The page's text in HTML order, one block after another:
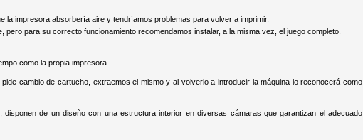
la impresora absorbería aire y tendríamos problemas para volver a imprimir.
para su correcto funcionamiento recomendamos instalar, a la misma vez, el juego completo.
como la propia impresora.
cambio de cartucho, extraemos el mismo y al volverlo a introducir la máquina lo reconocerá como
de un diseño con una estructura interior en diversas cámaras que garantizan el adecuado